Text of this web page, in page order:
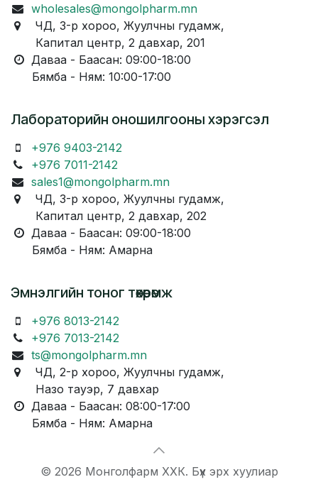
wholesales@mongolpharm.mn
ЧД, 3-р хороо, Жуулчны гудамж,
Капитал центр, 2 давхар, 201
Даваа - Баасан: 09:00-18:00
Бямба - Ням: 10:00-17:00
Лабораторийн оношилгооны хэрэгсэл
+976 9403-2142
+976 7011-2142
sales1@mongolpharm.mn
ЧД, 3-р хороо, Жуулчны гудамж,
Капитал центр, 2 давхар, 202
Даваа - Баасан: 09:00-18:00
Бямба - Ням: Амарна
Эмнэлгийн тоног төхөөрөмж
+976 8013-2142
+976 7013-2142
ts@mongolpharm.mn
ЧД, 2-р хороо, Жуулчны гудамж,
Назо тауэр, 7 давхар
Даваа - Баасан: 08:00-17:00
Бямба - Ням: Амарна
© 2026 Монголфарм ХХК. Бүх эрх хуулиар